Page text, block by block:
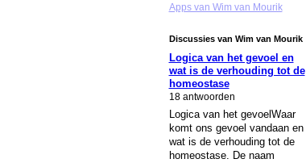
Apps van Wim van Mourik
Discussies van Wim van Mourik
Logica van het gevoel en
wat is de verhouding tot de
homeostase
18 antwoorden
Logica van het gevoelWaar
komt ons gevoel vandaan en
wat is de verhouding tot de
homeostase. De naam